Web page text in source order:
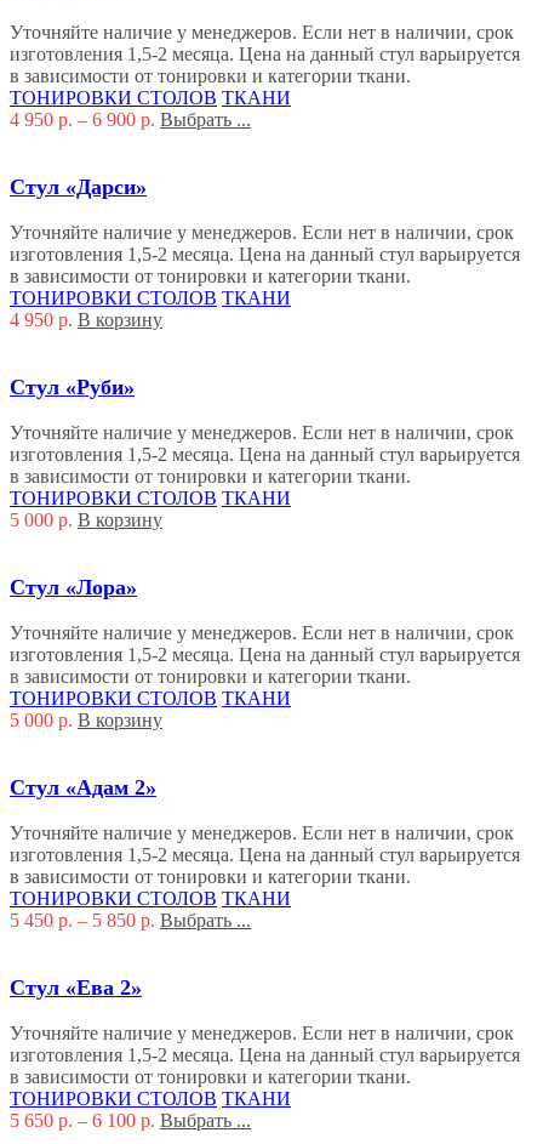
Уточняйте наличие у менеджеров. Если нет в наличии, срок
изготовления 1,5-2 месяца. Цена на данный стул варьируется
в зависимости от тонировки и категории ткани.
ТОНИРОВКИ СТОЛОВ ТКАНИ
4 950 р. – 6 900 р. Выбрать ...
Стул «Дарси»
Уточняйте наличие у менеджеров. Если нет в наличии, срок
изготовления 1,5-2 месяца. Цена на данный стул варьируется
в зависимости от тонировки и категории ткани.
ТОНИРОВКИ СТОЛОВ ТКАНИ
4 950 р. В корзину
Стул «Руби»
Уточняйте наличие у менеджеров. Если нет в наличии, срок
изготовления 1,5-2 месяца. Цена на данный стул варьируется
в зависимости от тонировки и категории ткани.
ТОНИРОВКИ СТОЛОВ ТКАНИ
5 000 р. В корзину
Стул «Лора»
Уточняйте наличие у менеджеров. Если нет в наличии, срок
изготовления 1,5-2 месяца. Цена на данный стул варьируется
в зависимости от тонировки и категории ткани.
ТОНИРОВКИ СТОЛОВ ТКАНИ
5 000 р. В корзину
Стул «Адам 2»
Уточняйте наличие у менеджеров. Если нет в наличии, срок
изготовления 1,5-2 месяца. Цена на данный стул варьируется
в зависимости от тонировки и категории ткани.
ТОНИРОВКИ СТОЛОВ ТКАНИ
5 450 р. – 5 850 р. Выбрать ...
Стул «Ева 2»
Уточняйте наличие у менеджеров. Если нет в наличии, срок
изготовления 1,5-2 месяца. Цена на данный стул варьируется
в зависимости от тонировки и категории ткани.
ТОНИРОВКИ СТОЛОВ ТКАНИ
5 650 р. – 6 100 р. Выбрать ...